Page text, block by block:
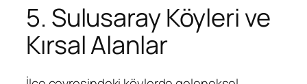
5. Sulusaray Köyleri ve
Kırsal Alanlar